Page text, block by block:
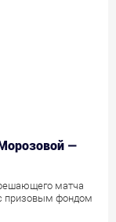
Морозовой —
матча
призовым фондом